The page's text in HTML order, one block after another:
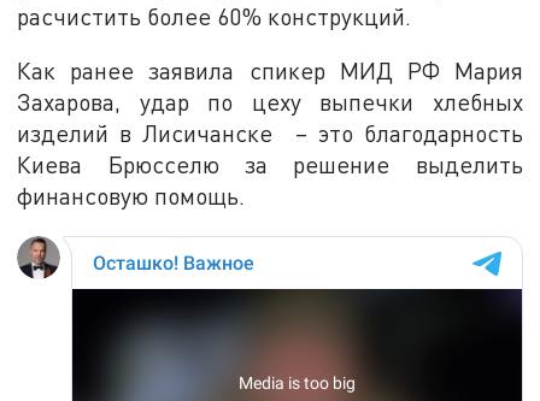
расчистить более 60% конструкций.
Как ранее заявила спикер МИД РФ Мария
Захарова, удар по цеху выпечки хлебных
изделий в Лисичанске – это благодарность
Киева Брюсселю за решение выделить
финансовую помощь.